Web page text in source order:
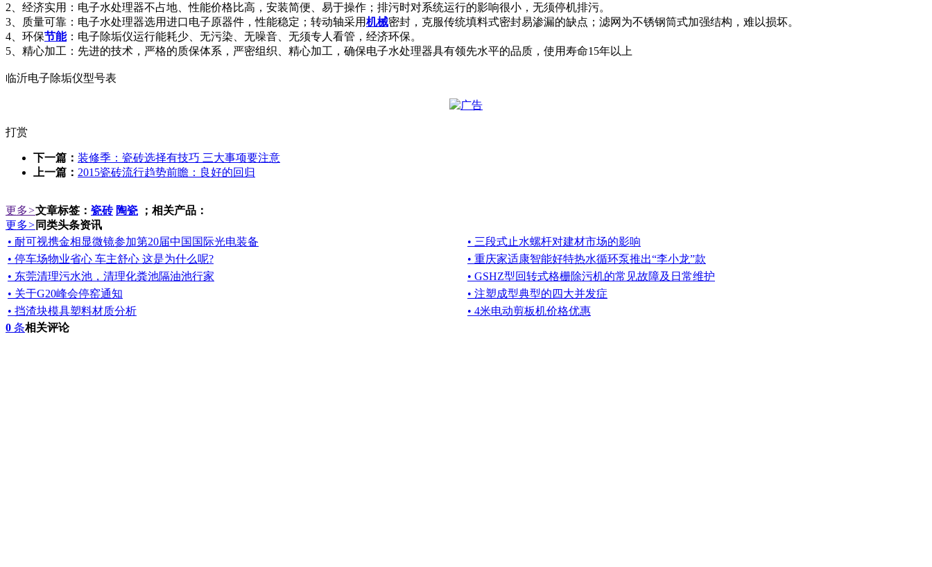
2、经济实用：电子水处理器不占地、性能价格比高，安装简便、易于操作；排污时对系统运行的影响很小，无须停机排污。
3、质量可靠：电子水处理器选用进口电子原器件，性能稳定；转动轴采用机械密封，克服传统填料式密封易渗漏的缺点；滤网为不锈钢筒式加强结构，难以损坏。
4、环保节能：电子除垢仪运行能耗少、无污染、无噪音、无须专人看管，经济环保。
5、精心加工：先进的技术，严格的质保体系，严密组织、精心加工，确保电子水处理器具有领先水平的品质，使用寿命15年以上
临沂电子除垢仪型号表
打赏
下一篇： 装修季：瓷砖选择有技巧 三大事项要注意
上一篇： 2015瓷砖流行趋势前瞻：良好的回归
更多>文章标签： 瓷砖 陶瓷 ；相关产品：
更多> 同类头条资讯
• 耐可视携金相显微镜参加第20届中国国际光电装备
• 三段式止水螺杆对建材市场的影响
• 停车场物业省心 车主舒心 这是为什么呢?
• 重庆家适康智能好特热水循环泵推出“李小龙”款
• 东莞清理污水池，清理化粪池隔油池行家
• GSHZ型回转式格栅除污机的常见故障及日常维护
• 关于G20峰会停窑通知
• 注塑成型典型的四大并发症
• 挡渣块模具塑料材质分析
• 4米电动剪板机价格优惠
0 条相关评论